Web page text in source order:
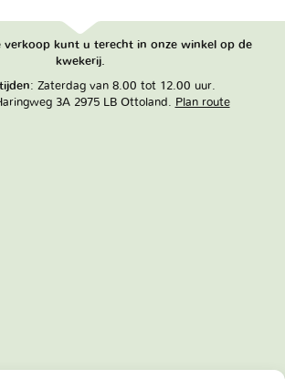
verkoop kunt u terecht in onze winkel op de
kwekerij.
: Zaterdag van 8.00 tot 12.00 uur.
3A 2975 LB Ottoland. Plan route